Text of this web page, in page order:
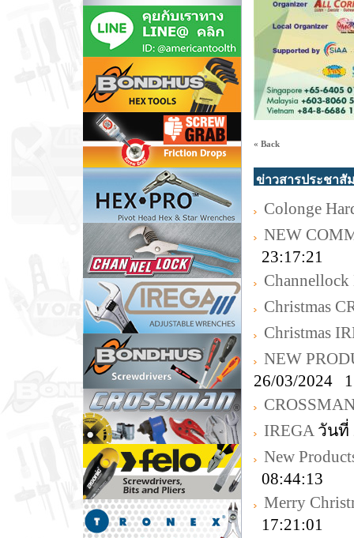
« Back
ข่าวสารประชาสั
Colonge
NEW
23:17:21
Christmas
Christmas
NEW
26/03/2024
IREGAวันที่
New
08:44:13
Merry
17:21:01